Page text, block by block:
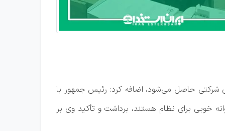
حاصل می‌شود، اضافه کرد: رئیس جمهور با
خوبی برای نظام هستند، برداشت و تأکید وی بر